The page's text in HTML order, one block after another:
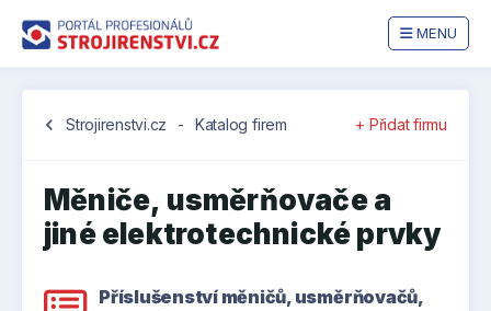
MENU
chevron_left Strojirenstvi.cz - Katalog firem + Přidat firmu
Měniče, usměrňovače a
jiné elektrotechnické prvky
Příslušenství měničů, usměrňovačů,